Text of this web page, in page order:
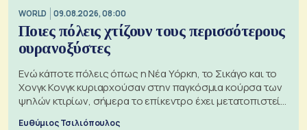
WORLD 09.08.2026, 08:00
Ποιες πόλεις χτίζουν τους περισσότερους
ουρανοξύστες
Ενώ κάποτε πόλεις όπως η Νέα Υόρκη, το Σικάγο και το
Χονγκ Κονγκ κυριαρχούσαν στην παγκόσμια κούρσα των
ψηλών κτιρίων, σήμερα το επίκεντρο έχει μετατοπιστεί
προς την Ασία
Ευθύμιος Τσιλιόπουλος